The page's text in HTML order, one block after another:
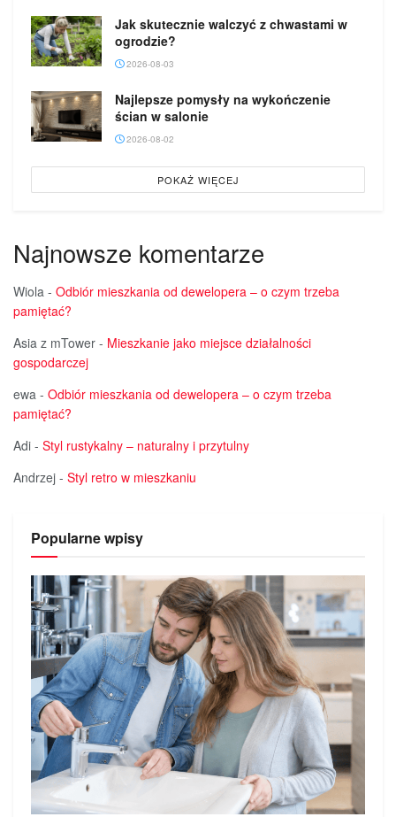
Jak skutecznie walczyć z chwastami w
ogrodzie?
2026-08-03
Najlepsze pomysły na wykończenie
ścian w salonie
2026-08-02
POKAŻ WIĘCEJ
Najnowsze komentarze
Wiola - Odbiór mieszkania od dewelopera – o czym trzeba
pamiętać?
Asia z mTower - Mieszkanie jako miejsce działalności
gospodarczej
ewa - Odbiór mieszkania od dewelopera – o czym trzeba
pamiętać?
Adi - Styl rustykalny – naturalny i przytulny
Andrzej - Styl retro w mieszkaniu
Popularne wpisy